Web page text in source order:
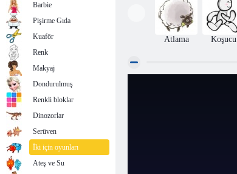
Atlama Koşucu
Barbie
Pişirme Gıda
Kuaför
Renk
Makyaj
Dondurulmuş
Renkli bloklar
Dinozorlar
Serüven
İki için oyunları
Ateş ve Su